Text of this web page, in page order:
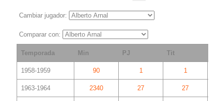
Cambiar jugador:
Comparar con:
Temporada Min PJ Tit
1958-1959 90 1 1
1963-1964 2340 27 27